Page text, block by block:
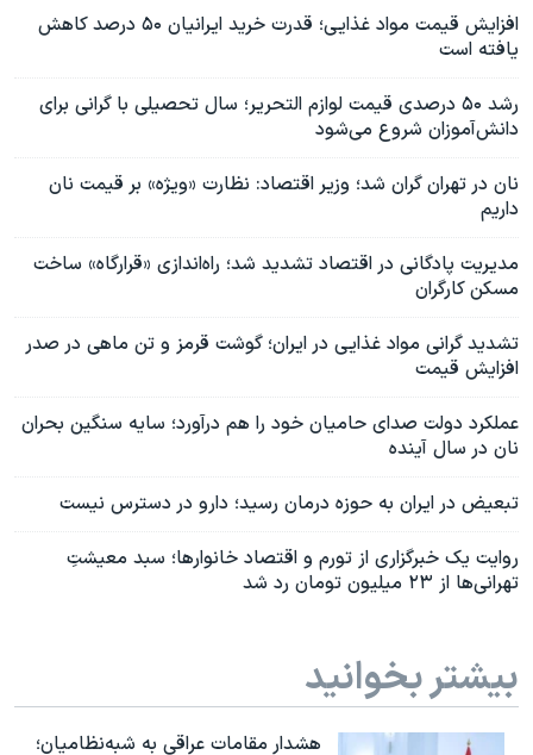
افزایش قیمت مواد غذایی؛ قدرت خرید ایرانیان ۵۰ درصد کاهش
یافته است
رشد ۵۰ درصدی قیمت لوازم التحریر؛ سال تحصیلی با گرانی برای
دانش‌آموزان شروع می‌شود
نان در تهران گران شد؛ وزیر اقتصاد: نظارت «ویژه» بر قیمت نان
داریم
مدیریت پادگانی در اقتصاد تشدید شد؛ راه‌اندازی «قرارگاه» ساخت
مسکن کارگران
تشدید گرانی مواد غذایی در ایران؛ گوشت قرمز و تن ماهی در صدر
افزایش قیمت
عملکرد دولت صدای حامیان خود را هم درآورد؛ سایه سنگین بحران
نان در سال آینده
تبعیض در ایران به حوزه درمان رسید؛ دارو در دسترس نیست
روایت یک خبرگزاری از تورم و اقتصاد خانوارها؛ سبد معیشتِ
تهرانی‌ها از ۲۳ میلیون تومان رد شد
بیشتر بخوانید
هشدار مقامات عراقی به شبه‌نظامیان؛